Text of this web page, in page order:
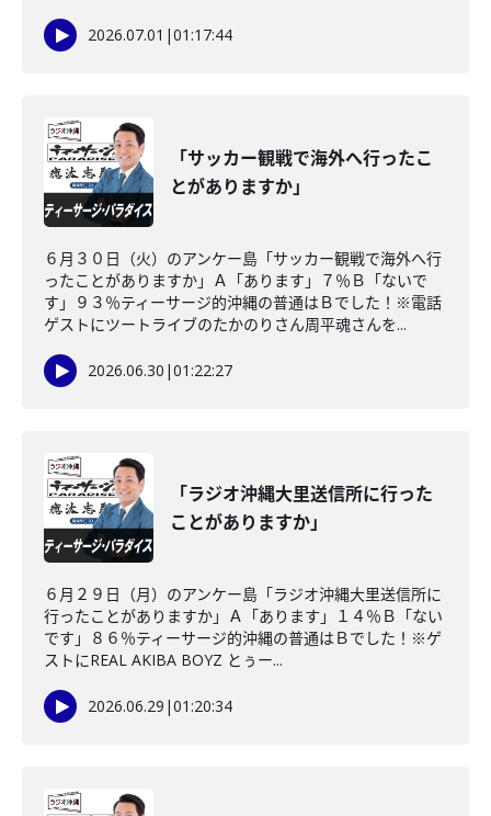
2026.07.01 |01:17:44
「サッカー観戦で海外へ行ったこ
とがありますか」
６月３０日（火）のアンケー島「サッカー観戦で海外へ行
ったことがありますか」Ａ「あります」７％Ｂ「ないで
す」９３％ティーサージ的沖縄の普通はＢでした！※電話
ゲストにツートライブのたかのりさん周平魂さんを...
2026.06.30 |01:22:27
「ラジオ沖縄大里送信所に行った
ことがありますか」
６月２９日（月）のアンケー島「ラジオ沖縄大里送信所に
行ったことがありますか」Ａ「あります」１４％Ｂ「ない
です」８６％ティーサージ的沖縄の普通はＢでした！※ゲ
ストにREAL AKIBA BOYZ とぅー...
2026.06.29 |01:20:34